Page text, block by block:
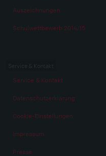
Auszeichnungen
Schulwettbewerb 2014/15
Service & Kontakt
Datenschutzerklärung
Cookie-Einstellungen
Impressum
Presse